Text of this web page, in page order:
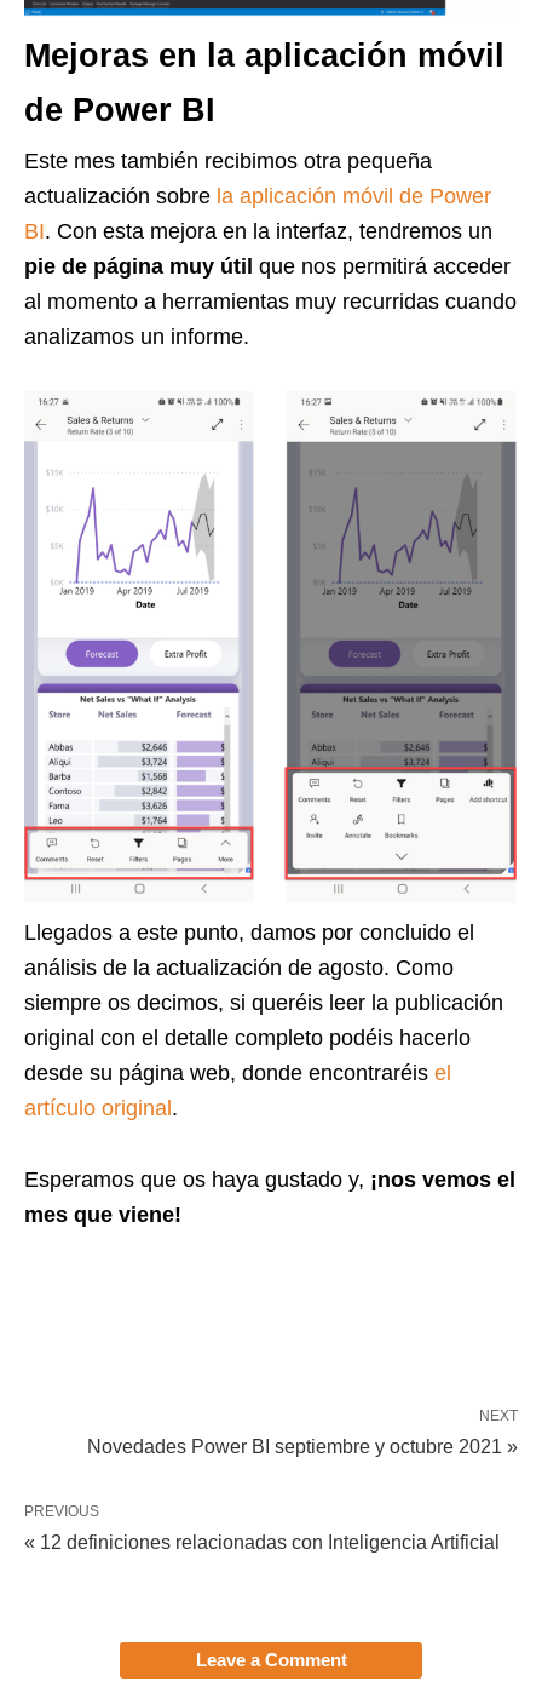
Mejoras en la aplicación móvil
de Power BI
Este mes también recibimos otra pequeña
actualización sobre la aplicación móvil de Power
BI. Con esta mejora en la interfaz, tendremos un
pie de página muy útil que nos permitirá acceder
al momento a herramientas muy recurridas cuando
analizamos un informe.
Llegados a este punto, damos por concluido el
análisis de la actualización de agosto. Como
siempre os decimos, si queréis leer la publicación
original con el detalle completo podéis hacerlo
desde su página web, donde encontraréis el
artículo original.
Esperamos que os haya gustado y, ¡nos vemos el
mes que viene!
NEXT
Novedades Power BI septiembre y octubre 2021 »
PREVIOUS
« 12 definiciones relacionadas con Inteligencia Artificial
Leave a Comment